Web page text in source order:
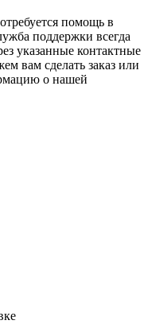
помощь в
поддержки всегда
указанные контактные
вам сделать заказ или
о нашей